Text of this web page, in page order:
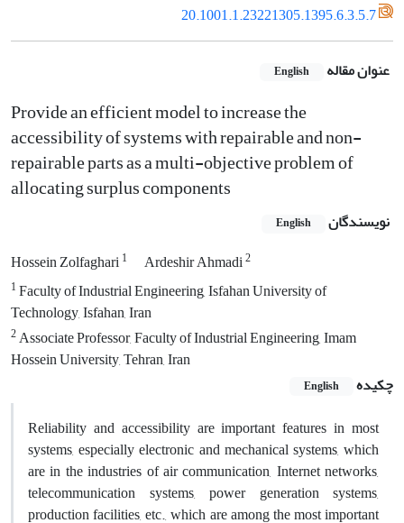
20.1001.1.23221305.1395.6.3.5.7
عنوان مقاله English
Provide an efficient model to increase the
accessibility of systems with repairable and non-
repairable parts as a multi-objective problem of
allocating surplus components
نویسندگان English
Hossein Zolfaghari1 Ardeshir Ahmadi2
1Faculty of Industrial Engineering, Isfahan University of
Technology, Isfahan, Iran
2Associate Professor, Faculty of Industrial Engineering, Imam
Hossein University, Tehran, Iran
چکیده
English
Reliability and accessibility are important features in most
systems, especially electronic and mechanical systems, which
are in the industries of air communication, Internet networks,
telecommunication systems, power generation systems,
production facilities, etc., which are among the most important